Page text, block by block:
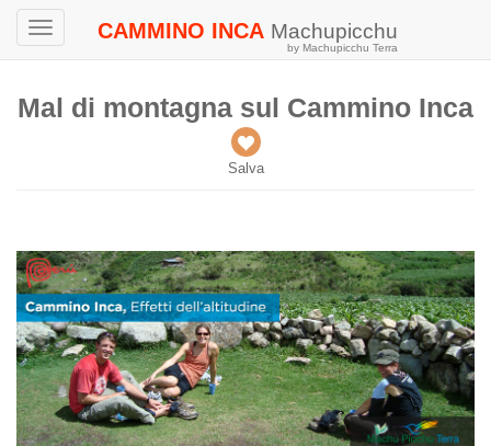
Toggle
CAMMINO INCA Machupicchu
by Machupicchu Terra
Mal di montagna sul Cammino Inca
Salva